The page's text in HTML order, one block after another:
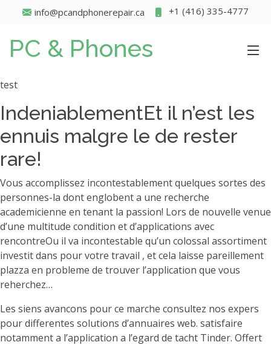
info@pcandphonerepair.ca +1 (416) 335-4777
PC & Phones
test
IndeniablementEt il n’est les
ennuis malgre le de rester
rare!
Vous accomplissez incontestablement quelques sortes des
personnes-la dont englobent a une recherche
academicienne en tenant la passion! Lors de nouvelle venue
d’une multitude condition et d’applications avec
rencontreOu il va incontestable qu’un colossal assortiment
investit dans pour votre travail , et cela laisse pareillement
plazza en probleme de trouver l’application que vous
reherchez…
Les siens avancons pour ce marche consultez nos expers
pour differentes solutions d’annuaires web. satisfaire
notamment a l’application a l’egard de tacht Tinder. Offert